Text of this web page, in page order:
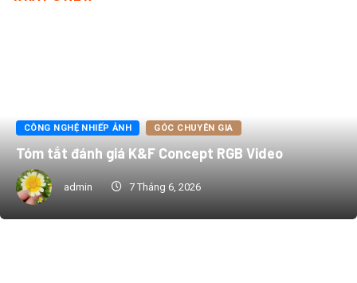
CÔNG NGHỆ NHIẾP ẢNH GÓC CHUYÊN GIA
Tóm tắt đánh giá K&F Concept RGB Video
admin 7 Tháng 6, 2026